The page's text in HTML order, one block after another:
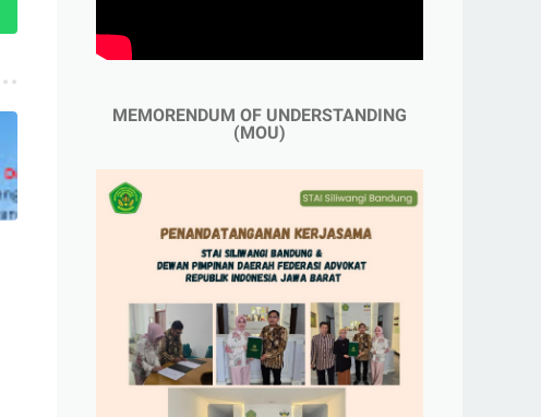
MEMORENDUM OF UNDERSTANDING
(MOU)